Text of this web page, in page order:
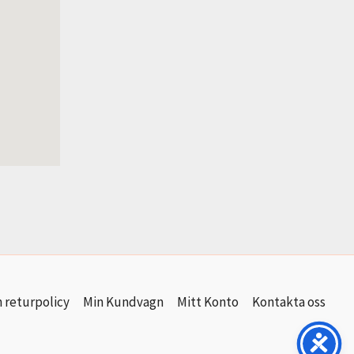
returpolicy Min Kundvagn Mitt Konto
Kontakta oss